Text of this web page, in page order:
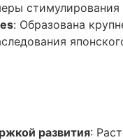
: Образована
развития: